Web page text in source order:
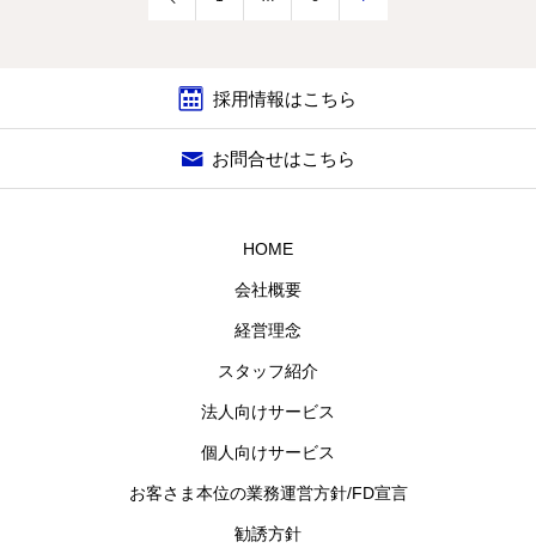
採用情報はこちら
お問合せはこちら
HOME
会社概要
経営理念
スタッフ紹介
法人向けサービス
個人向けサービス
お客さま本位の業務運営方針/FD宣言
勧誘方針